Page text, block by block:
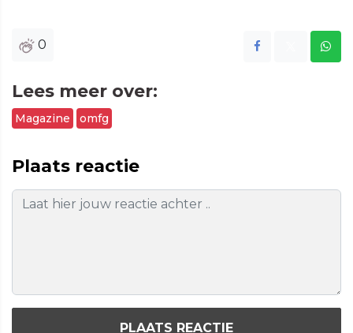
0
Lees meer over:
Magazine omfg
Plaats reactie
PLAATS REACTIE